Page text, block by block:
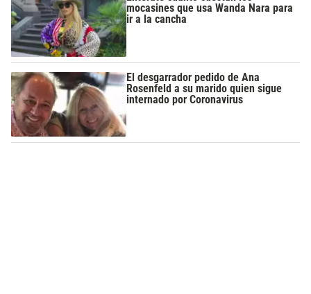
mocasines que usa Wanda Nara para
ir a la cancha
El desgarrador pedido de Ana
Rosenfeld a su marido quien sigue
internado por Coronavirus